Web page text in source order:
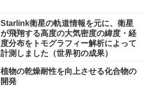
Starlink衛星の軌道情報を元に、衛星
が飛翔する高度の大気密度の緯度・経
度分布をトモグラフィー解析によって
計測しました（世界初の成果）
植物の乾燥耐性を向上させる化合物の
開発